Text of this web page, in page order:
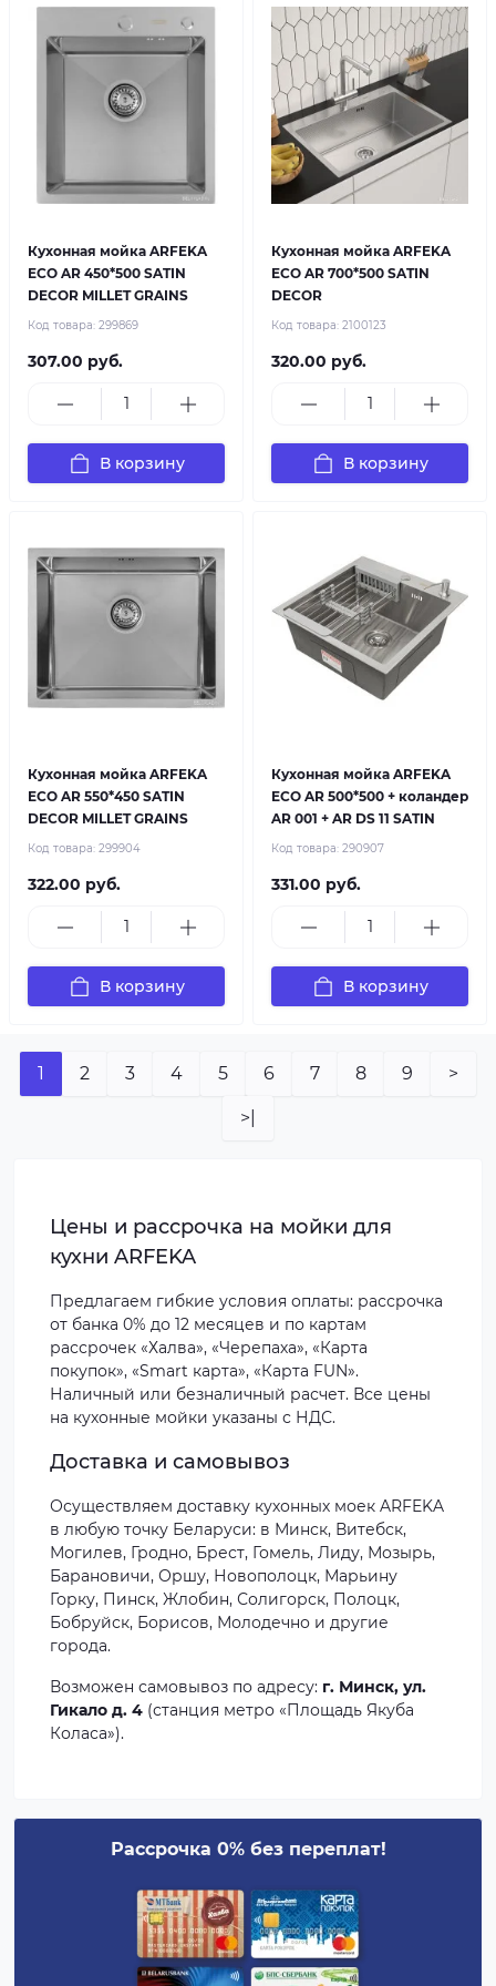
Кухонная мойка ARFEKA
ECO AR 450*500 SATIN
DECOR MILLET GRAINS
Код товара: 299869
307.00 руб.
В корзину
Кухонная мойка ARFEKA
ECO AR 700*500 SATIN
DECOR
Код товара: 2100123
320.00 руб.
В корзину
Кухонная мойка ARFEKA
ECO AR 550*450 SATIN
DECOR MILLET GRAINS
Код товара: 299904
322.00 руб.
В корзину
Кухонная мойка ARFEKA
ECO AR 500*500 + коландер
AR 001 + AR DS 11 SATIN
Код товара: 290907
331.00 руб.
В корзину
1 2 3 4 5 6 7 8 9 >
>|
Цены и рассрочка на мойки для
кухни ARFEKA
Предлагаем гибкие условия оплаты: рассрочка
от банка 0% до 12 месяцев и по картам
рассрочек «Халва», «Черепаха», «Карта
покупок», «Smart карта», «Карта FUN».
Наличный или безналичный расчет. Все цены
на кухонные мойки указаны с НДС.
Доставка и самовывоз
Осуществляем доставку кухонных моек ARFEKA
в любую точку Беларуси: в Минск, Витебск,
Могилев, Гродно, Брест, Гомель, Лиду, Мозырь,
Барановичи, Оршу, Новополоцк, Марьину
Горку, Пинск, Жлобин, Солигорск, Полоцк,
Бобруйск, Борисов, Молодечно и другие
города.
Возможен самовывоз по адресу: г. Минск, ул.
Гикало д. 4 (станция метро «Площадь Якуба
Коласа»).
Рассрочка 0% без переплат!